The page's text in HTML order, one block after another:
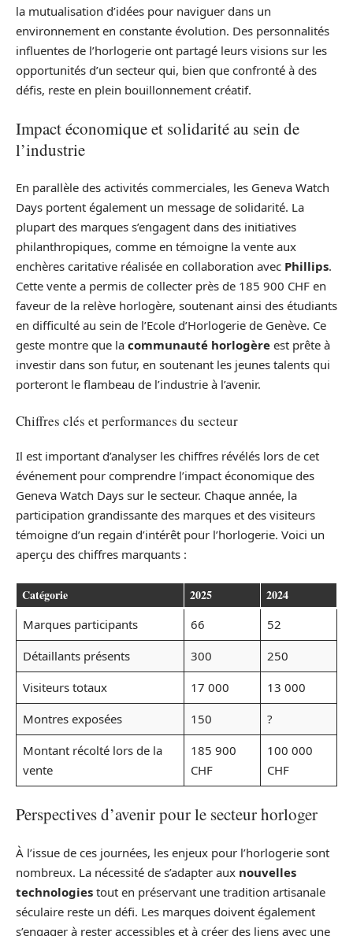
la mutualisation d’idées pour naviguer dans un
environnement en constante évolution. Des personnalités
influentes de l’horlogerie ont partagé leurs visions sur les
opportunités d’un secteur qui, bien que confronté à des
défis, reste en plein bouillonnement créatif.
Impact économique et solidarité au sein de
l’industrie
En parallèle des activités commerciales, les Geneva Watch
Days portent également un message de solidarité. La
plupart des marques s’engagent dans des initiatives
philanthropiques, comme en témoigne la vente aux
enchères caritative réalisée en collaboration avec Phillips.
Cette vente a permis de collecter près de 185 900 CHF en
faveur de la relève horlogère, soutenant ainsi des étudiants
en difficulté au sein de l’Ecole d’Horlogerie de Genève. Ce
geste montre que la communauté horlogère est prête à
investir dans son futur, en soutenant les jeunes talents qui
porteront le flambeau de l’industrie à l’avenir.
Chiffres clés et performances du secteur
Il est important d’analyser les chiffres révélés lors de cet
événement pour comprendre l’impact économique des
Geneva Watch Days sur le secteur. Chaque année, la
participation grandissante des marques et des visiteurs
témoigne d’un regain d’intérêt pour l’horlogerie. Voici un
aperçu des chiffres marquants :
Catégorie 2025 2024
Marques participants 66
52
Détaillants présents
300
250
Visiteurs totaux
17 000
13 000
Montres exposées
150
?
Montant récolté lors de la
vente
185 900
CHF
100 000
CHF
Perspectives d’avenir pour le secteur horloger
À l’issue de ces journées, les enjeux pour l’horlogerie sont
nombreux. La nécessité de s’adapter aux nouvelles
technologies tout en préservant une tradition artisanale
séculaire reste un défi. Les marques doivent également
s’engager à rester accessibles et à créer des liens avec une